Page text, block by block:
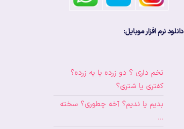
دانلود نرم افزار موبایل:
تخم داری ؟ دو زرده یا یه زرده؟
کفتری یا شتری؟
بدیم یا ندیم؟ آخه چطوری؟ سخته
…